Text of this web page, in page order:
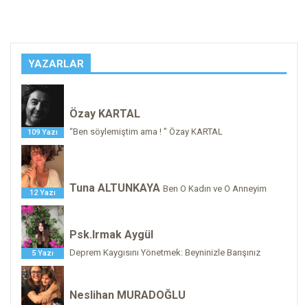
YAZARLAR
109 Yazı
Özay KARTAL
“Ben söylemiştim ama ! ” Özay KARTAL
12 Yazı Tuna ALTUNKAYA Ben O Kadın ve O Anneyim
5 Yazı
Psk.Irmak Aygül
Deprem Kaygısını Yönetmek: Beyninizle Barışınız
Neslihan MURADOĞLU